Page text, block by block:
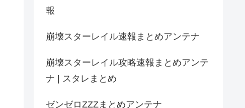
報
崩壊スターレイル速報まとめアンテナ
崩壊スターレイル攻略速報まとめアンテ
ナ | スタレまとめ
ゼンゼロZZZまとめアンテナ